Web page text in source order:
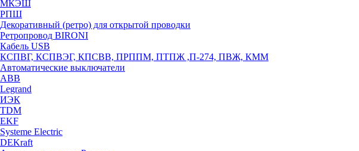
МКЭШ
РПШ
Декоративный (ретро) для открытой проводки
Ретропровод BIRONI
Кабель USB
КСПВГ, КСПВЭГ, КПСВВ, ПРППМ, ПТПЖ ,П-274, ПВЖ, КММ
Автоматические выключатели
ABB
Legrand
ИЭК
TDM
EKF
Systeme Electric
DEKraft